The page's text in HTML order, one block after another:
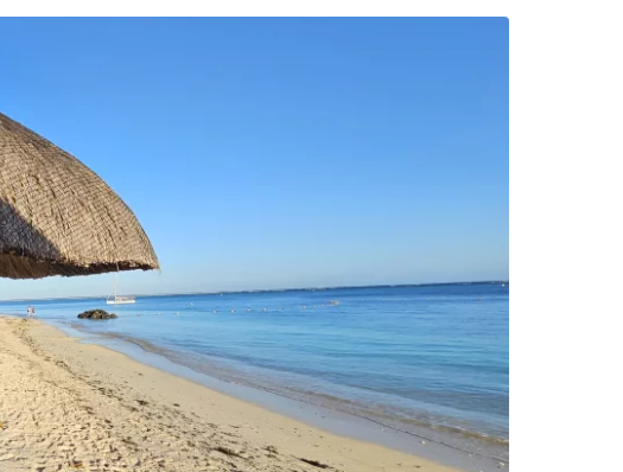
à Cestee
des voyageurs